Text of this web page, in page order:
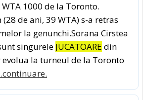
1000 de la Toronto.
de ani, 39 WTA) s-a retras
la genunchi.Sorana Cirstea
singurele JUCATOARE din
evolua la turneul de la Toronto